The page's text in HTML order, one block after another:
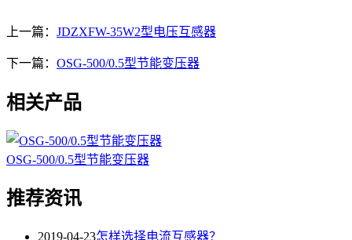
上一篇： JDZXFW-35W2型电压互感器
下一篇： OSG-500/0.5型节能变压器
相关产品
OSG-500/0.5型节能变压器
推荐资讯
2019-04-23怎样选择电流互感器？